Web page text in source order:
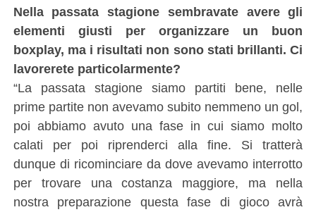
Nella passata stagione sembravate avere gli
elementi giusti per organizzare un buon
boxplay, ma i risultati non sono stati brillanti. Ci
lavorerete particolarmente?
“La passata stagione siamo partiti bene, nelle
prime partite non avevamo subito nemmeno un gol,
poi abbiamo avuto una fase in cui siamo molto
calati per poi riprenderci alla fine. Si tratterà
dunque di ricominciare da dove avevamo interrotto
per trovare una costanza maggiore, ma nella
nostra preparazione questa fase di gioco avrà